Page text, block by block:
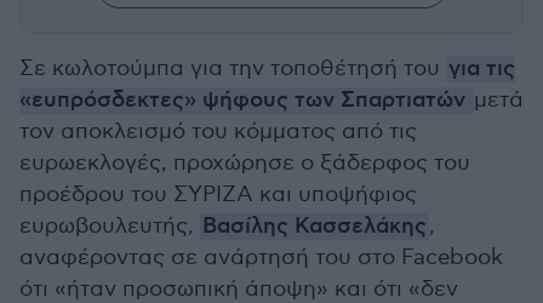
Σε κωλοτούμπα για την τοποθέτησή του για τις
«ευπρόσδεκτες» ψήφους των Σπαρτιατών μετά
τον αποκλεισμό του κόμματος από τις
ευρωεκλογές, προχώρησε ο ξάδερφος του
προέδρου του ΣΥΡΙΖΑ και υποψήφιος
ευρωβουλευτής, Βασίλης Κασσελάκης,
αναφέροντας σε ανάρτησή του στο Facebook
ότι «ήταν προσωπική άποψη» και ότι «δεν